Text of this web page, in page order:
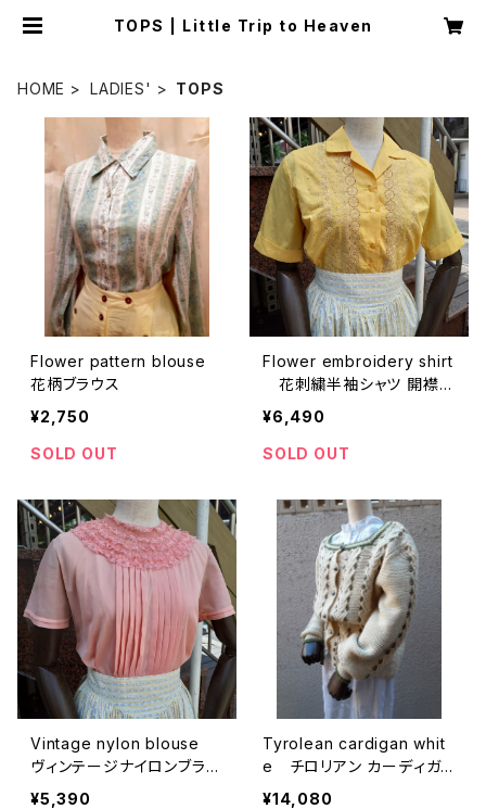
TOPS | Little Trip to Heaven
HOME LADIES' TOPS
Flower pattern blouse
花柄ブラウス
¥2,750
SOLD OUT
Flower embroidery shirt
花刺繍半袖シャツ 開襟シ
ャツ
¥6,490
SOLD OUT
Vintage nylon blouse
ヴィンテージナイロンブラウ
ス
¥5,390
Tyrolean cardigan whit
e チロリアン カーディガ
ン フラワー ホワイト
¥14,080